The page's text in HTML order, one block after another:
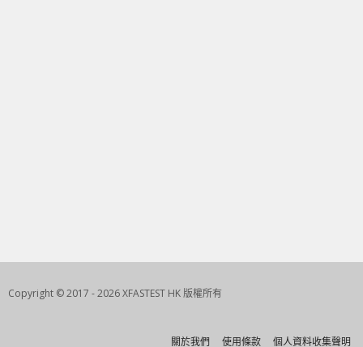
Copyright © 2017 - 2026 XFASTEST HK 版權所有
關於我們 使用條款 個人資料收集聲明